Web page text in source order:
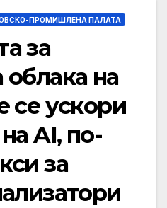
ПРОМИШЛЕНА ПАЛАТА
за
на
се ускори
AI, по-
за